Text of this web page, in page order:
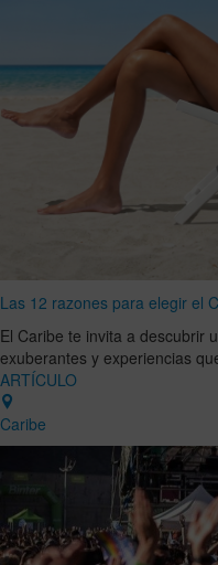
Las 12 razones para elegir el
El Caribe te invita a descubrir
exuberantes y experiencias
ARTÍCULO
Caribe